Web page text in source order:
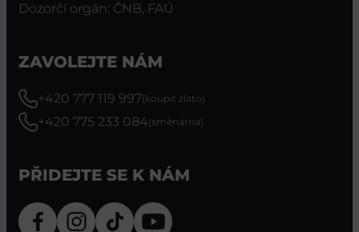
Dozorčí orgán: ČNB, FAÚ
ZAVOLEJTE NÁM
+420 777 119 997(koupit zlato)
+420 775 233 084(směnárna)
PŘIDEJTE SE K NÁM